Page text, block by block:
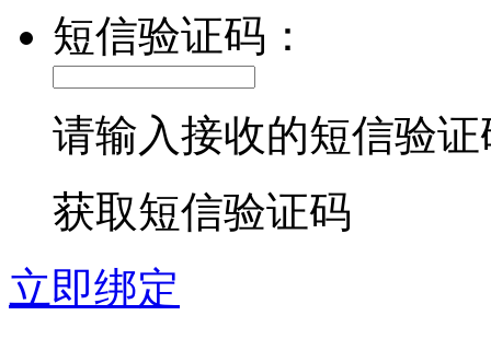
短信验证码：
请输入接收的短信验证
获取短信验证码
立即绑定